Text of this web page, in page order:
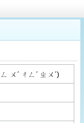
ㄨˊ ㄔㄥˊ ㄓㄨˊ)